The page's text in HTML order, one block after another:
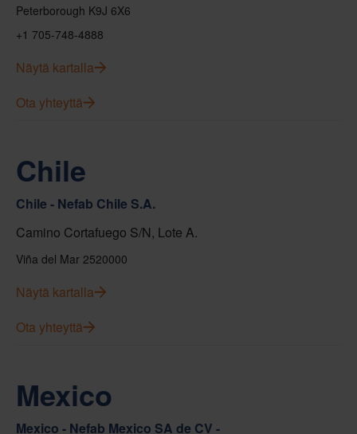
Peterborough K9J 6X6
+1 705-748-4888
Näytä kartalla
Ota yhteyttä
Chile
Chile - Nefab Chile S.A.
Camino Cortafuego S/N, Lote A.
Viña del Mar 2520000
Näytä kartalla
Ota yhteyttä
Mexico
Mexico - Nefab Mexico SA de CV -